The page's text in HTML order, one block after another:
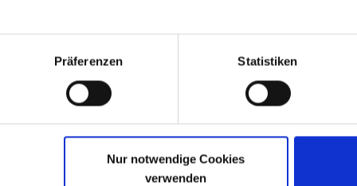
Präferenzen Statistiken
Nur notwendige Cookies
verwenden